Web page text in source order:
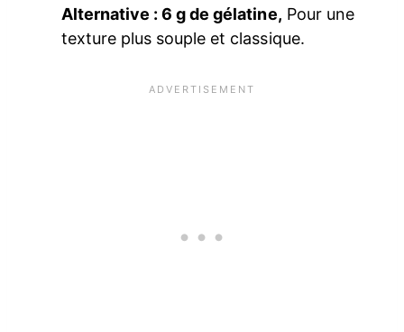
Alternative : 6 g de gélatine, Pour une
texture plus souple et classique.